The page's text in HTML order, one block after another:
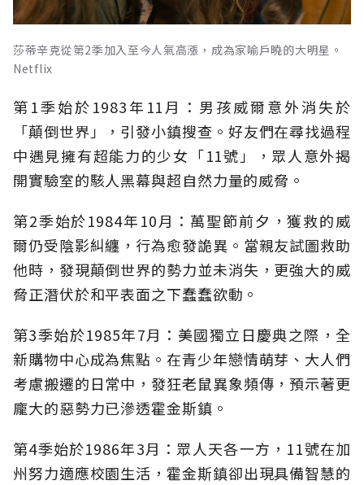
莎蒂辛克從第2季加入至今人氣高漲，成為家喻戶曉的大明星。
Netflix
第1季始於1983年11月：男孩威爾意外消失於
「顛倒世界」，引發小鎮搜查。好友們在尋找過程
中遇見擁有超能力的少女「11號」，眾人意外揭
開實驗室的駭人黑幕與超自然力量的威脅。
第2季始於1984年10月：萬聖節前夕，獲救的威
爾仍受陰影糾纏，行為愈發詭異。當親友試圖救助
他時，發現顛倒世界的勢力並未消失，更強大的威
脅正潛伏於和平表面之下蠢蠢欲動。
第3季始於1985年7月：美國獨立日慶典之際，全
新購物中心成為焦點。在青少年戀情萌芽、大人們
考慮搬遷的日常中，發狂老鼠異象頻傳，預示著更
龐大的惡勢力已滲透霍金斯鎮。
第4季始於1986年3月：眾人天各一方，11號在加
州努力適應校園生活，霍金斯鎮卻出現具備智慧的